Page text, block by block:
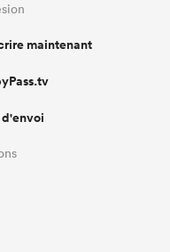
maintenant